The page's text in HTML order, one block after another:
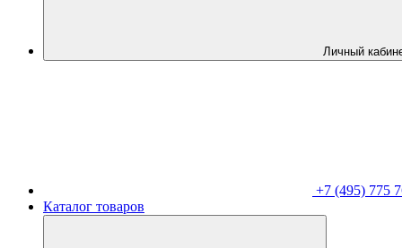
Личный
+7 (495) 775
Каталог товаров